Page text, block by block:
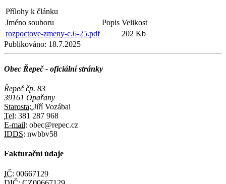
Přílohy k článku
Jméno souboru
Popis Velikost
rozpoctove-zmeny-c.6-25.pdf
202 Kb
Publikováno: 18.7.2025
Obec Řepeč - oficiální stránky
Řepeč čp. 83
39161 Opařany
Starosta: Jiří Vozábal
Tel: 381 287 968
E-mail: obec@repec.cz
IDDS: nwbbv58
Fakturační údaje
IČ: 00667129